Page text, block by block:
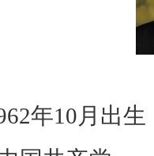
年10月出